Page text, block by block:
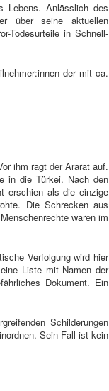
Lebens. Anlässlich des
über seine aktuellen
Todesurteile in Schnell-
der mit ca.
ihm ragt der Ararat auf.
in die Türkei. Nach den
erschien als die einzige
Die Schrecken aus
waren im
Verfolgung wird hier
Liste mit Namen der
Dokument. Ein
Schilderungen
Sein Fall ist kein